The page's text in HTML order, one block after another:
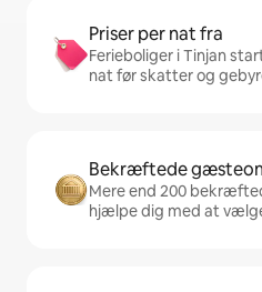
Priser per nat fra
Ferieboliger i Tinjan
nat før skatter og
Bekræftede
Mere end 200
hjælpe dig med at